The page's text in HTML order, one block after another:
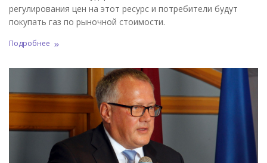
регулирования цен на этот ресурс и потребители будут
покупать газ по рыночной стоимости.
Подробнее